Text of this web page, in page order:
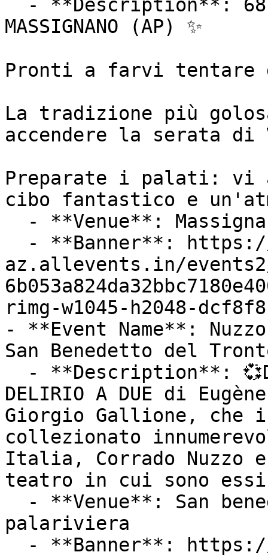
MASSIGNANO (AP) ✨
Pronti a farvi tentare
La tradizione più
accendere la serata di
Preparate i palati: vi
cibo fantastico e
az.allevents.in/events2/
rimg-w1045-h2048-
- **Event Name**:
San Benedetto del
DELIRIO A DUE di
Giorgio Gallione, che
collezionato
Italia, Corrado Nuzzo
teatro in cui sono
palariviera